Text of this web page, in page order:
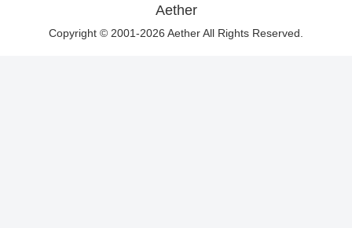
Aether
Copyright © 2001-2026 Aether All Rights Reserved.